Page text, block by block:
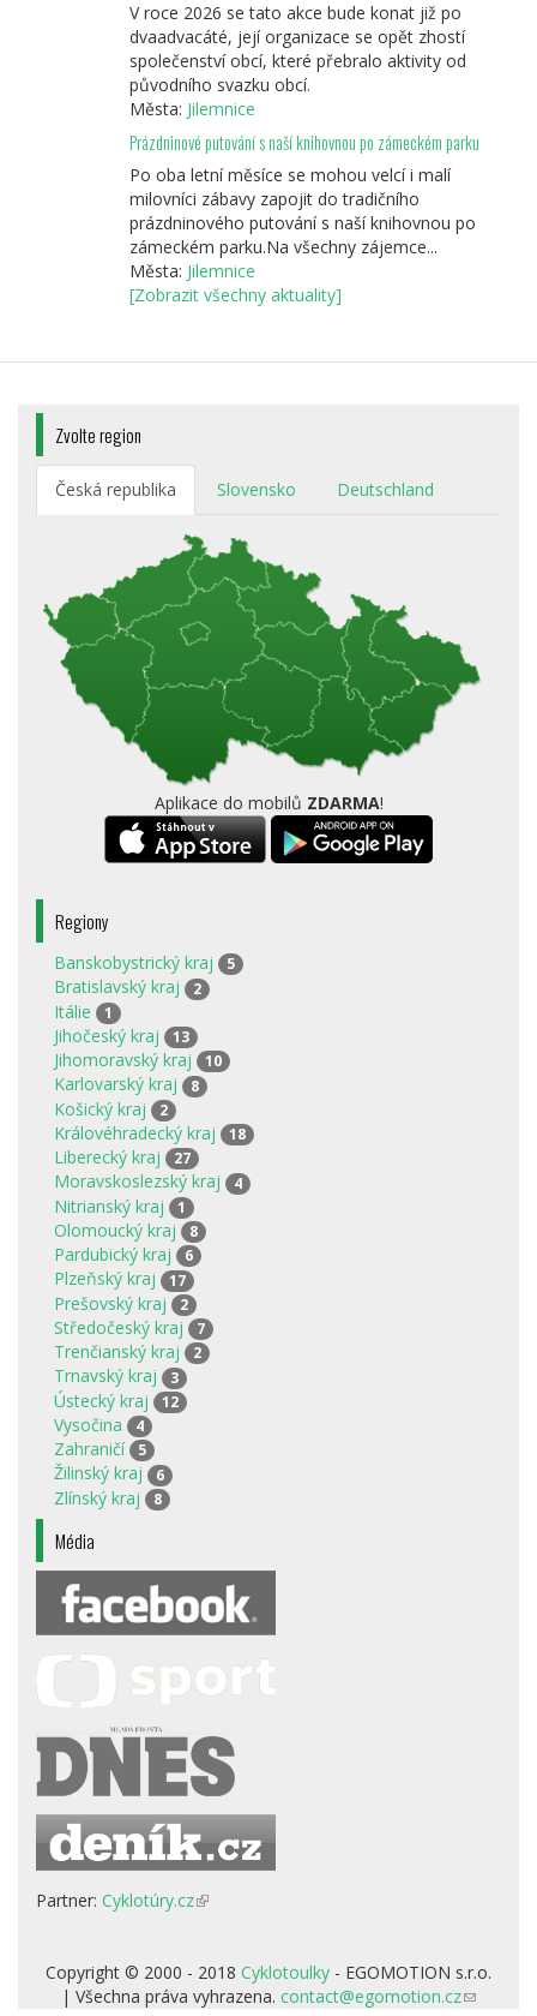
V roce 2026 se tato akce bude konat již po
dvaadvacáté, její organizace se opět zhostí
společenství obcí, které přebralo aktivity od
původního svazku obcí.
Města: Jilemnice
Prázdninové putování s naší knihovnou po zámeckém parku
Po oba letní měsíce se mohou velcí i malí
milovníci zábavy zapojit do tradičního
prázdninového putování s naší knihovnou po
zámeckém parku.Na všechny zájemce...
Města: Jilemnice
[Zobrazit všechny aktuality]
Zvolte region
Česká republika Slovensko Deutschland
Aplikace do mobilů ZDARMA!
Regiony
Banskobystrický kraj 5
Bratislavský kraj 2
Itálie 1
Jihočeský kraj 13
Jihomoravský kraj 10
Karlovarský kraj 8
Košický kraj 2
Královéhradecký kraj 18
Liberecký kraj 27
Moravskoslezský kraj 4
Nitrianský kraj 1
Olomoucký kraj 8
Pardubický kraj 6
Plzeňský kraj 17
Prešovský kraj 2
Středočeský kraj 7
Trenčianský kraj 2
Trnavský kraj 3
Ústecký kraj 12
Vysočina 4
Zahraničí 5
Žilinský kraj 6
Zlínský kraj 8
Média
Partner: Cyklotúry.cz(odkaz
Copyright © 2000 - 2018 Cyklotoulky - EGOMOTION s.r.o.
| Všechna práva vyhrazena. contact@egomotion.cz(odkaz